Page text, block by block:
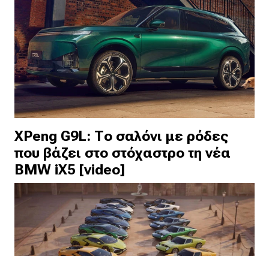
XPeng G9L: Το σαλόνι με ρόδες
που βάζει στο στόχαστρο τη νέα
BMW iX5 [video]